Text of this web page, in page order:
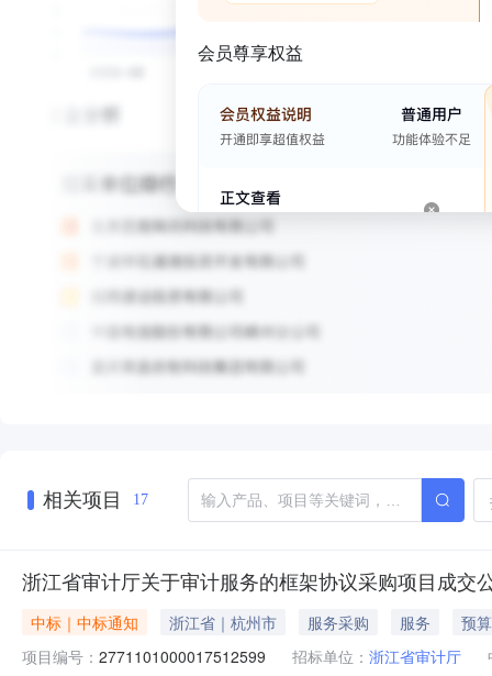
会员尊享权益
相关项目 17
浙江省审计厅关于审计服务的框架协议采购项目成交
中标｜中标通知 浙江省｜杭州市 服务采购 服务
预
项目编号： 2771101000017512599 招标单位： 浙江省审计厅